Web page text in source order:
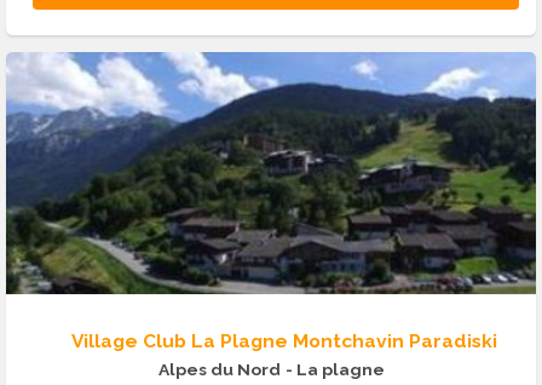
Village Club La Plagne Montchavin Paradiski
Alpes du Nord - La plagne